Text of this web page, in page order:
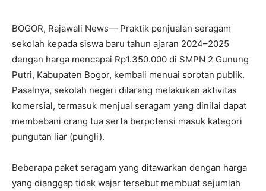
BOGOR, Rajawali News— Praktik penjualan seragam
sekolah kepada siswa baru tahun ajaran 2024–2025
dengan harga mencapai Rp1.350.000 di SMPN 2 Gunung
Putri, Kabupaten Bogor, kembali menuai sorotan publik.
Pasalnya, sekolah negeri dilarang melakukan aktivitas
komersial, termasuk menjual seragam yang dinilai dapat
membebani orang tua serta berpotensi masuk kategori
pungutan liar (pungli).
Beberapa paket seragam yang ditawarkan dengan harga
yang dianggap tidak wajar tersebut membuat sejumlah